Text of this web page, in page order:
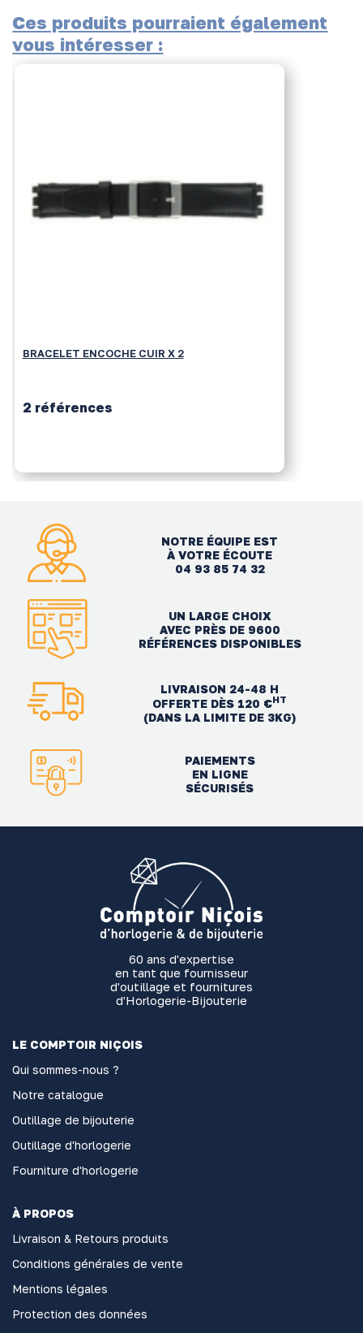
Ces produits pourraient également
vous intéresser :
BRACELET ENCOCHE CUIR X 2
2 références
NOTRE ÉQUIPE EST
À VOTRE ÉCOUTE
04 93 85 74 32
UN LARGE CHOIX
AVEC PRÈS DE 9600
RÉFÉRENCES DISPONIBLES
LIVRAISON 24-48 H
OFFERTE DÈS 120 €HT
(DANS LA LIMITE DE 3KG)
PAIEMENTS
EN LIGNE
SÉCURISÉS
60 ans d'expertise
en tant que fournisseur
d'outillage et fournitures
d'Horlogerie-Bijouterie
LE COMPTOIR NIÇOIS
Qui sommes-nous ?
Notre catalogue
Outillage de bijouterie
Outillage d'horlogerie
Fourniture d'horlogerie
À PROPOS
Livraison & Retours produits
Conditions générales de vente
Mentions légales
Protection des données